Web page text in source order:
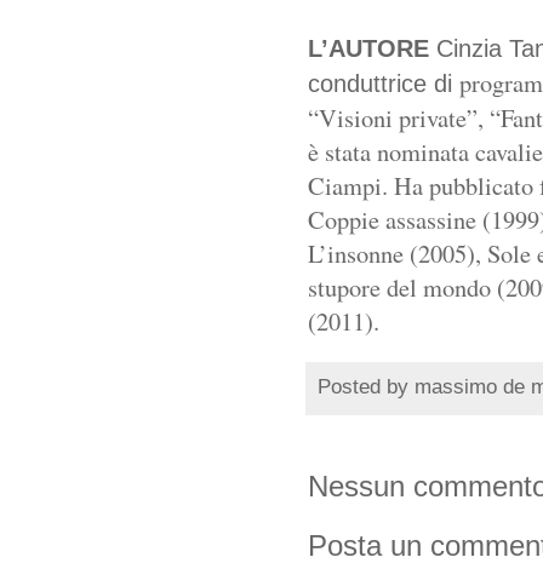
L’AUTORE Cinzia
conduttrice di
“Visioni private”,
è stata nominata
Ciampi. Hapubblicato
Coppie assassine
L’insonne (2005), Sole
stupore del mondo
(2011).
Posted by massimo de
Nessun
Posta un